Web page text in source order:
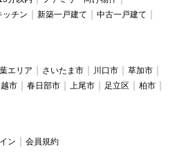
ッチン 新築一戸建て
中古一戸建て
エリア さいたま市 川口市
草加市
越市 春日部市 上尾市 足立区
柏市
ン 会員規約